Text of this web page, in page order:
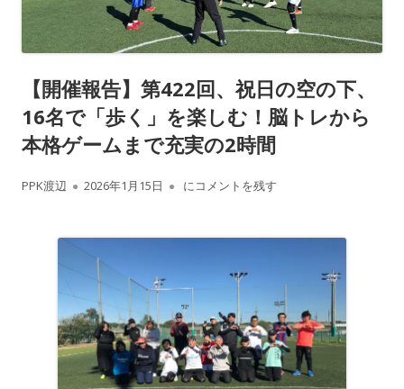
【開催報告】第422回、祝日の空の下、
16名で「歩く」を楽しむ！脳トレから
本格ゲームまで充実の2時間
作
PPK渡辺
公
2026年1月15日 【開催報告】第422回、祝日の空の下、
にコメントを残す